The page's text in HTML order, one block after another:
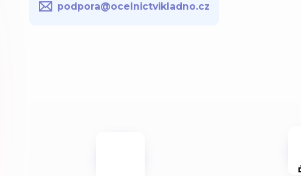
podpora@ocelnictvikladno.cz